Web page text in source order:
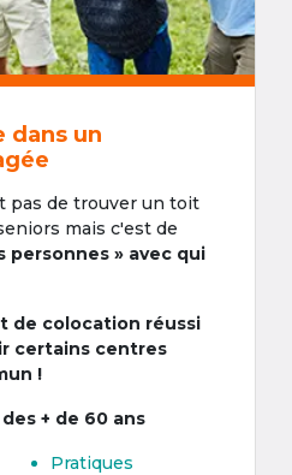
dans un
pas de trouver un toit
mais c'est de
personnes » avec qui
de colocation réussi
certains centres
!
+ de 60 ans
Pratiques